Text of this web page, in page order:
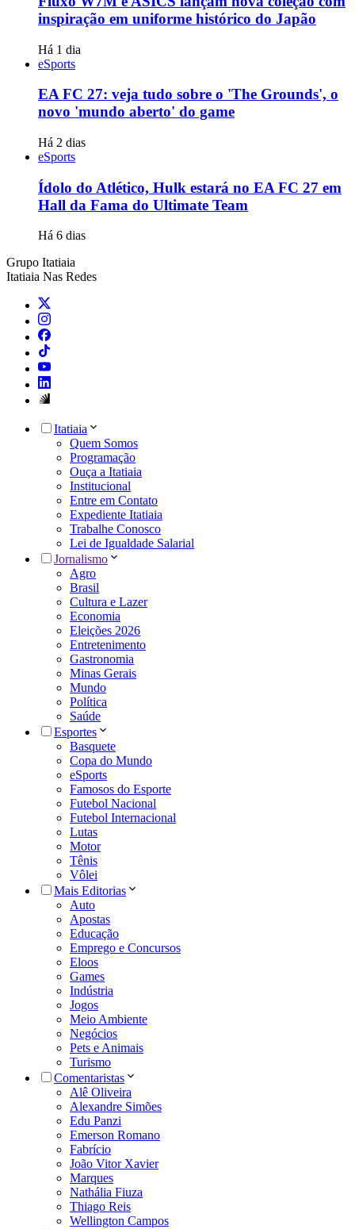
inspiração em uniforme histórico do Japão
Há 1 dia
eSports
EA FC 27: veja tudo sobre o 'The Grounds', o
novo 'mundo aberto' do game
Há 2 dias
eSports
Ídolo do Atlético, Hulk estará no EA FC 27 em
Hall da Fama do Ultimate Team
Há 6 dias
Grupo Itatiaia
Itatiaia Nas Redes
Itatiaia
Quem Somos
Programação
Ouça a Itatiaia
Institucional
Entre em Contato
Expediente Itatiaia
Trabalhe Conosco
Lei de Igualdade Salarial
Jornalismo
Agro
Brasil
Cultura e Lazer
Economia
Eleições 2026
Entretenimento
Gastronomia
Minas Gerais
Mundo
Política
Saúde
Esportes
Basquete
Copa do Mundo
eSports
Famosos do Esporte
Futebol Nacional
Futebol Internacional
Lutas
Motor
Tênis
Vôlei
Mais Editorias
Auto
Apostas
Educação
Emprego e Concursos
Eloos
Games
Indústria
Jogos
Meio Ambiente
Negócios
Pets e Animais
Turismo
Comentaristas
Alê Oliveira
Alexandre Simões
Edu Panzi
Emerson Romano
Fabrício
João Vitor Xavier
Marques
Nathália Fiuza
Thiago Reis
Wellington Campos